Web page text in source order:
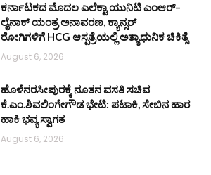
ಕರ್ನಾಟಕದ ಮೊದಲ ಎಲೆಕ್ಟಾ ಯುನಿಟಿ ಎಂಆರ್–
ಲೈನಾಕ್ ಯಂತ್ರ ಅನಾವರಣ, ಕ್ಯಾನ್ಸರ್
ರೋಗಿಗಳಿಗೆ HCG ಆಸ್ಪತ್ರೆಯಲ್ಲಿ ಅತ್ಯಾಧುನಿಕ ಚಿಕಿತ್ಸೆ
August 6, 2026
ಹೊಳೆನರಸೀಪುರಕ್ಕೆ ನೂತನ ವಸತಿ ಸಚಿವ
ಕೆ.ಎಂ.ಶಿವಲಿಂಗೇಗೌಡ ಭೇಟಿ: ಪಟಾಕಿ, ಸೇಬಿನ ಹಾರ
ಹಾಕಿ ಭವ್ಯ ಸ್ವಾಗತ
August 6, 2026